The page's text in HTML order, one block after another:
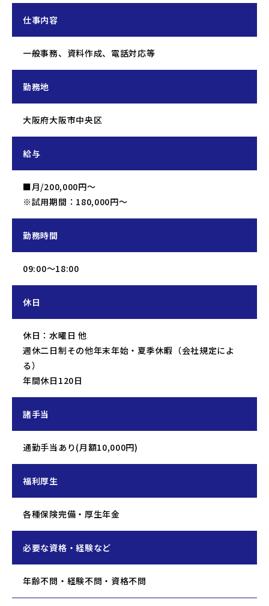
仕事内容
一般事務、資料作成、電話対応等
勤務地
大阪府大阪市中央区
給与
■月/200,000円～
※試用期間：180,000円～
勤務時間
09:00～18:00
休日
休日：水曜日 他
週休二日制その他年末年始・夏季休暇（会社規定によ
る）
年間休日120日
諸手当
通勤手当あり(月額10,000円)
福利厚生
各種保険完備・厚生年金
必要な資格・経験など
年齢不問・経験不問・資格不問